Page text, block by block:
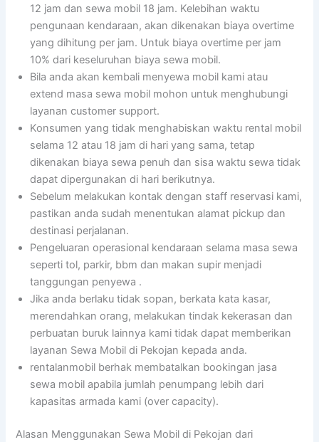
12 jam dan sewa mobil 18 jam. Kelebihan waktu
pengunaan kendaraan, akan dikenakan biaya overtime
yang dihitung per jam. Untuk biaya overtime per jam
10% dari keseluruhan biaya sewa mobil.
Bila anda akan kembali menyewa mobil kami atau
extend masa sewa mobil mohon untuk menghubungi
layanan customer support.
Konsumen yang tidak menghabiskan waktu rental mobil
selama 12 atau 18 jam di hari yang sama, tetap
dikenakan biaya sewa penuh dan sisa waktu sewa tidak
dapat dipergunakan di hari berikutnya.
Sebelum melakukan kontak dengan staff reservasi kami,
pastikan anda sudah menentukan alamat pickup dan
destinasi perjalanan.
Pengeluaran operasional kendaraan selama masa sewa
seperti tol, parkir, bbm dan makan supir menjadi
tanggungan penyewa .
Jika anda berlaku tidak sopan, berkata kata kasar,
merendahkan orang, melakukan tindak kekerasan dan
perbuatan buruk lainnya kami tidak dapat memberikan
layanan Sewa Mobil di Pekojan kepada anda.
rentalanmobil berhak membatalkan bookingan jasa
sewa mobil apabila jumlah penumpang lebih dari
kapasitas armada kami (over capacity).
Alasan Menggunakan Sewa Mobil di Pekojan dari